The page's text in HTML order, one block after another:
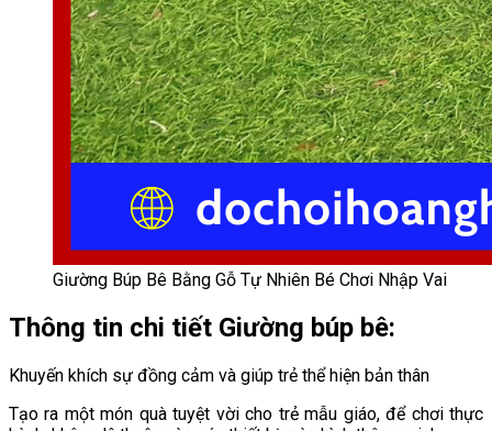
Giường Búp Bê Bằng Gỗ Tự Nhiên Bé Chơi Nhập Vai
Thông tin chi tiết Giường búp bê:
Khuyến khích sự đồng cảm và giúp trẻ thể hiện bản thân
Tạo ra một món quà tuyệt vời cho trẻ mẫu giáo, để chơi thực